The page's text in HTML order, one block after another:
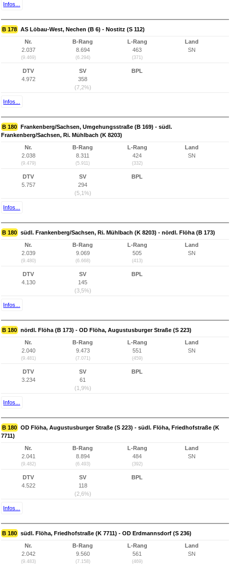
Infos...
B 178 AS Löbau-West, Nechen (B 6) - Nostitz (S 112)
Nr.
2.037
(9.469)
B-Rang
8.694
(6.294)
L-Rang
463
(371)
Land
SN
DTV
4.972
SV
358
(7,2%)
BPL
Infos...
B 180 Frankenberg/Sachsen, Umgehungsstraße (B 169) - südl.
Frankenberg/Sachsen, Ri. Mühlbach (K 8203)
Nr.
2.038
(9.479)
B-Rang
8.311
(5.911)
L-Rang
424
(332)
Land
SN
DTV
5.757
SV
294
(5,1%)
BPL
Infos...
B 180 südl. Frankenberg/Sachsen, Ri. Mühlbach (K 8203) - nördl. Flöha (B 173)
Nr.
2.039
(9.480)
B-Rang
9.069
(6.668)
L-Rang
505
(413)
Land
SN
DTV
4.130
SV
145
(3,5%)
BPL
Infos...
B 180 nördl. Flöha (B 173) - OD Flöha, Augustusburger Straße (S 223)
Nr.
2.040
(9.481)
B-Rang
9.473
(7.071)
L-Rang
551
(459)
Land
SN
DTV
3.234
SV
61
(1,9%)
BPL
Infos...
B 180 OD Flöha, Augustusburger Straße (S 223) - südl. Flöha, Friedhofstraße (K
7711)
Nr.
2.041
(9.482)
B-Rang
8.894
(6.493)
L-Rang
484
(392)
Land
SN
DTV
4.522
SV
118
(2,6%)
BPL
Infos...
B 180 südl. Flöha, Friedhofstraße (K 7711) - OD Erdmannsdorf (S 236)
Nr.
2.042
(9.483)
B-Rang
9.560
(7.158)
L-Rang
561
(469)
Land
SN